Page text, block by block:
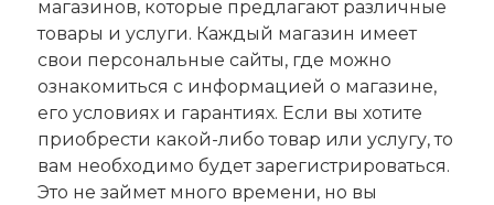
магазинов, которые предлагают различные
товары и услуги. Каждый магазин имеет
свои персональные сайты, где можно
ознакомиться с информацией о магазине,
его условиях и гарантиях. Если вы хотите
приобрести какой-либо товар или услугу, то
вам необходимо будет зарегистрироваться.
Это не займет много времени, но вы